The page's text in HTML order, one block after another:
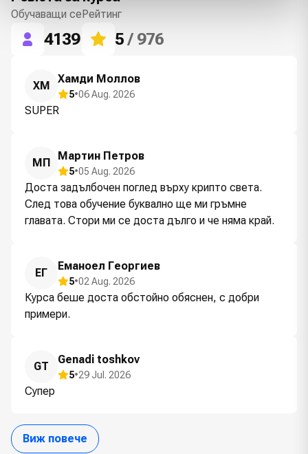
Обучаващи се
4139
Рейтинг
5/ 976
ХМ
Хамди Моллов
5•06 Aug. 2026
SUPER
МП
Мартин Петров
5•05 Aug. 2026
Доста задълбочен поглед върху крипто света.
След това обучение буквално ще ми гръмне
главата. Стори ми се доста дълго и че няма край.
ЕГ
Еманоел Георгиев
5•02 Aug. 2026
Курса беше доста обстойно обяснен, с добри
примери.
GT
Genadi toshkov
5•29 Jul. 2026
Супер
Виж повече